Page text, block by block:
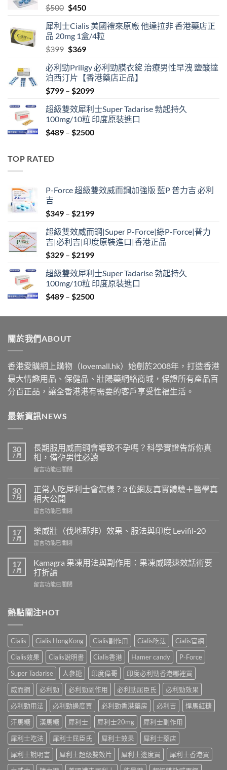
$500 Original
was:
$500.
$450Current
is:
$450.
犀利士Cialis 美國禮來原廠 他達拉非 香港藥店正
品 20mg 1盒/4粒
$399 Original
was:
$399.
$369Current
is:
$369.
必利勁Priligy 必利勁膜衣錠 治療男性早洩 鹽酸達
泊西汀片【香港藥店正品】
$799 – $2099Price
$799
through
$2099
超級雙效犀利士Super Tadarise 勃起持久
100mg/10粒 印度原裝進口
$489 – $2500Price
TOP RATED
P-Force 超級雙效威而鋼加強版 藍P 普力吉 必利
吉
$349 – $2199Price
$349
through
$2199
超級雙效威而鋼|Super P-Force|綠P-Force|普力
吉|必利吉|印度原裝進口|香港正品
$329 – $2199Price
$329
through
$2199
超級雙效犀利士Super Tadarise 勃起持久
100mg/10粒 印度原裝進口
$489 – $2500Price
$489
關於我們ABOUT
香港愛購網上購物（lovemall.hk）始創於2008年，打造香港
最大情趣用品、保健品、壯陽藥網絡商城，保證所有產品百
分百正品，讓全香港港有需要的客戶享受性福生活。
最新資訊NEWS
30
7 月
長期服用威而鋼會導致不孕嗎？科學實證告訴你真
相，備孕男性必讀
在
期
服
用
威
鋼
導
不
孕
嗎？
科
實
證
你
真
相，
備
孕
男
必
讀〉
中
留言功能已關閉
30
7 月
正常人吃犀利士會怎樣？3 位網友真實體驗＋醫學真
相大公開
在
常
人
吃
利
士
怎
位
真
實
體
驗
＋
醫
真
相
大
開〉
中
留言功能已關閉
17
7 月
樂威壯（伐地那非）效果、服法與印度 Levifil-20
在
威
壯
（伐
地
效
法
與
印
度
Levifil-
20〉
留言功能已關閉
17
7 月
Kamagra 果凍用法與副作用：果凍威嘅速效話術要
打折讀
在
凍
用
與
副
作
用：
果
凍
嘅
速
效
術
要
打
折
讀〉
留言功能已關閉
熱點關注HOT
Cialis Cialis HongKong Cialis副作用 Cialis吃法
Cialis官網
Cialis效果
Cialis說明書 Cialis香港 Hamer candy
P-Force
Super Tadarise
人參糖 印度偉哥
印度必利勁香港哪裡買
威而鋼
必利勁 必利勁副作用 必利勁屈臣氏
必利勁效果
必利勁用法
必利勁邊度買 必利勁香港藥房 必利吉
悍馬紅糖
汗馬糖
漢馬糖 犀利士 犀利士20mg
犀利士副作用
犀利士吃法
犀利士屈臣氏 犀利士效果
犀利士藥店
犀利士說明書
犀利士超級雙效片 犀利士邊度買
犀利士香港買